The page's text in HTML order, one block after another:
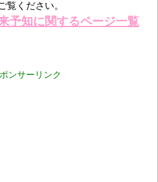
覧ください。
予知に関するページ一覧
ンサーリンク